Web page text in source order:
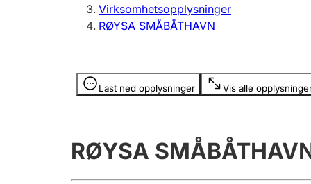
Virksomhetsopplysninger
RØYSA SMÅBÅTHAVN
Last ned opplysninger Vis alle
Opplysninger er skjult
RØYSA